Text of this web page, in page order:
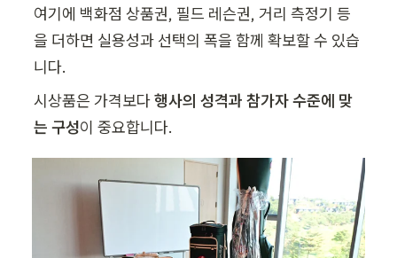
여기에 백화점 상품권, 필드 레슨권, 거리 측정기 등
을 더하면 실용성과 선택의 폭을 함께 확보할 수 있습
니다.
시상품은 가격보다 행사의 성격과 참가자 수준에 맞
는 구성이 중요합니다.